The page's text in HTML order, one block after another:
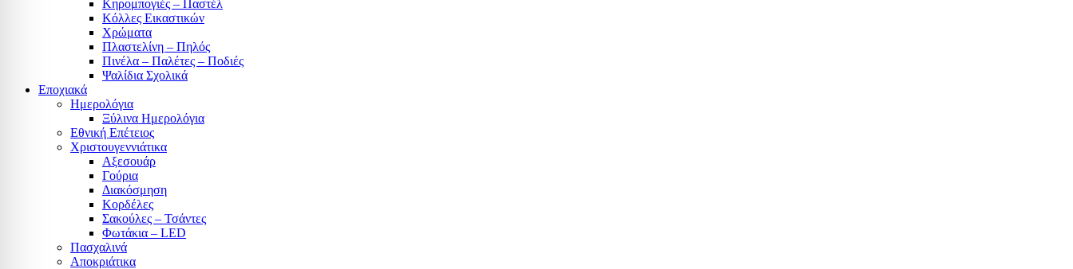
Κηρομπογιές – Παστέλ
Κόλλες Εικαστικών
Χρώματα
Πλαστελίνη – Πηλός
Πινέλα – Παλέτες – Ποδιές
Ψαλίδια Σχολικά
Εποχιακά
Ημερολόγια
Ξύλινα Ημερολόγια
Εθνική Επέτειος
Χριστουγεννιάτικα
Αξεσουάρ
Γούρια
Διακόσμηση
Κορδέλες
Σακούλες – Τσάντες
Φωτάκια – LED
Πασχαλινά
Αποκριάτικα